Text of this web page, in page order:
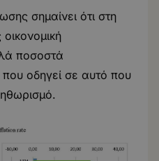
σημαίνει ότι στη
ποσοστά
οδηγεί σε αυτό που